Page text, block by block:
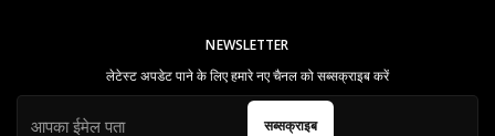
NEWSLETTER
लेटेस्ट अपडेट पाने के लिए हमारे नए चैनल को सब्सक्राइब करें
सब्सक्राइब